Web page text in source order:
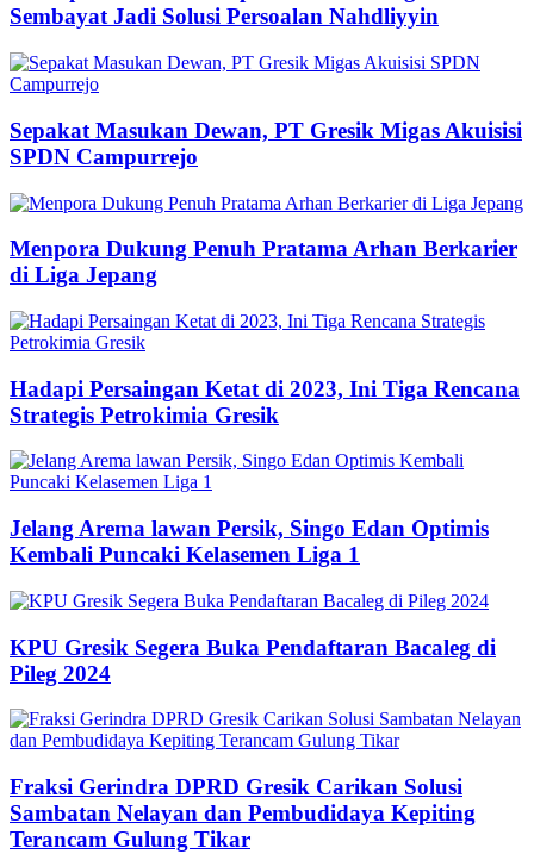
Sembayat Jadi Solusi Persoalan Nahdliyyin
Sepakat Masukan Dewan, PT Gresik Migas Akuisisi
SPDN Campurrejo
Menpora Dukung Penuh Pratama Arhan Berkarier
di Liga Jepang
Hadapi Persaingan Ketat di 2023, Ini Tiga Rencana
Strategis Petrokimia Gresik
Jelang Arema lawan Persik, Singo Edan Optimis
Kembali Puncaki Kelasemen Liga 1
KPU Gresik Segera Buka Pendaftaran Bacaleg di
Pileg 2024
Fraksi Gerindra DPRD Gresik Carikan Solusi
Sambatan Nelayan dan Pembudidaya Kepiting
Terancam Gulung Tikar